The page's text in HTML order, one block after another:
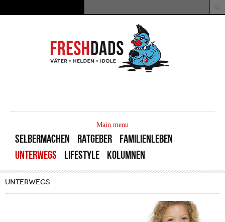
Suchformular
Main menu
SELBERMACHEN RATGEBER
FAMILIENLEBEN
UNTERWEGS
LIFESTYLE KOLUMNEN
UNTERWEGS